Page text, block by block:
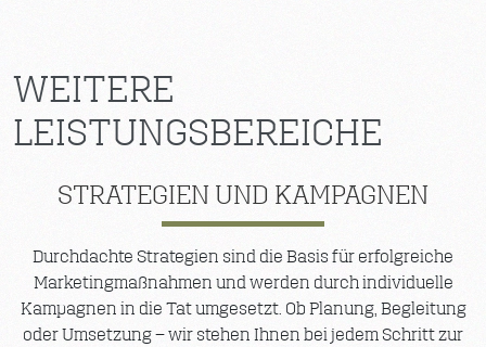
WEITERE
LEISTUNGSBEREICHE
STRATEGIEN UND KAMPAGNEN
Durchdachte Strategien sind die Basis für erfolgreiche
Marketingmaßnahmen und werden durch individuelle
Kampagnen in die Tat umgesetzt. Ob Planung, Begleitung
oder Umsetzung – wir stehen Ihnen bei jedem Schritt zur